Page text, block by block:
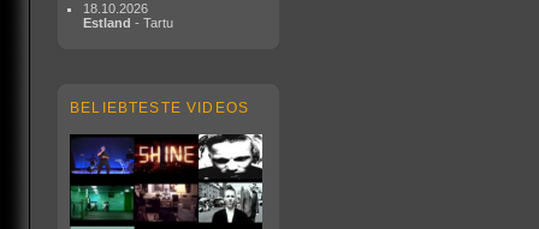
18.10.2026
Estland - Tartu
BELIEBTESTE VIDEOS